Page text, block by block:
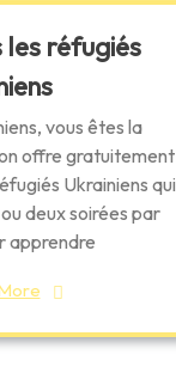
les réfugiés
vous êtes la
offre gratuitement
Ukrainiens qui
deux soirées par
apprendre